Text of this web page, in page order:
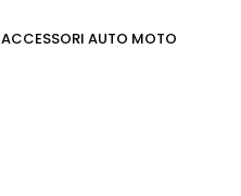
AUTO MOTO